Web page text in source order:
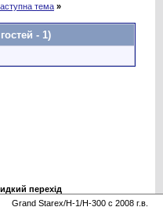
тема »
- 1)
перехід